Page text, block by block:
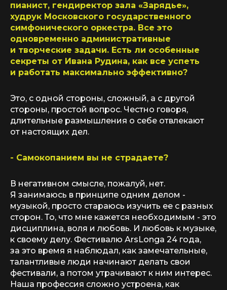
пианист, гендиректор зала «Зарядье»,
худрук Московского государственного
симфонического оркестра. Все это
одновременно административные
и творческие задачи. Есть ли особенные
секреты от Ивана Рудина, как все успеть
и работать максимально эффективно?
Это, с одной стороны, сложный, а с другой
стороны, простой вопрос. Честно говоря,
длительные размышления о себе отвлекают
от настоящих дел.
- Самокопанием вы не страдаете?
В негативном смысле, пожалуй, нет.
Я занимаюсь в принципе одним делом -
музыкой, просто стараюсь изучить ее с разных
сторон. То, что мне кажется необходимым - это
дисциплина, воля и любовь. И любовь к музыке,
к своему делу. Фестивалю ArsLonga 24 года,
за это время я наблюдал, как замечательные,
талантливые люди начинают делать свои
фестивали, а потом утрачивают к ним интерес.
Наша профессия сложно устроена, как